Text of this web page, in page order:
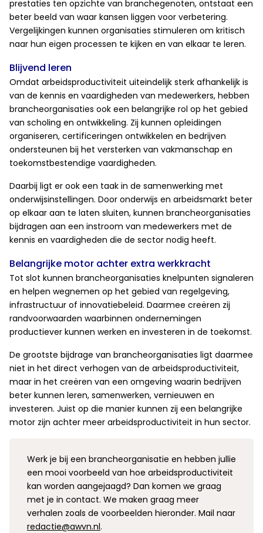
prestaties ten opzichte van branchegenoten, ontstaat een
beter beeld van waar kansen liggen voor verbetering.
Vergelijkingen kunnen organisaties stimuleren om kritisch
naar hun eigen processen te kijken en van elkaar te leren.
Blijvend leren
Omdat arbeidsproductiviteit uiteindelijk sterk afhankelijk is
van de kennis en vaardigheden van medewerkers, hebben
brancheorganisaties ook een belangrijke rol op het gebied
van scholing en ontwikkeling. Zij kunnen opleidingen
organiseren, certificeringen ontwikkelen en bedrijven
ondersteunen bij het versterken van vakmanschap en
toekomstbestendige vaardigheden.
Daarbij ligt er ook een taak in de samenwerking met
onderwijsinstellingen. Door onderwijs en arbeidsmarkt beter
op elkaar aan te laten sluiten, kunnen brancheorganisaties
bijdragen aan een instroom van medewerkers met de
kennis en vaardigheden die de sector nodig heeft.
Belangrijke motor achter extra werkkracht
Tot slot kunnen brancheorganisaties knelpunten signaleren
en helpen wegnemen op het gebied van regelgeving,
infrastructuur of innovatiebeleid. Daarmee creëren zij
randvoorwaarden waarbinnen ondernemingen
productiever kunnen werken en investeren in de toekomst.
De grootste bijdrage van brancheorganisaties ligt daarmee
niet in het direct verhogen van de arbeidsproductiviteit,
maar in het creëren van een omgeving waarin bedrijven
beter kunnen leren, samenwerken, vernieuwen en
investeren. Juist op die manier kunnen zij een belangrijke
motor zijn achter meer arbeidsproductiviteit in hun sector.
Werk je bij een brancheorganisatie en hebben jullie
een mooi voorbeeld van hoe arbeidsproductiviteit
kan worden aangejaagd? Dan komen we graag
met je in contact. We maken graag meer
verhalen zoals de voorbeelden hieronder. Mail naar
redactie@awvn.nl.